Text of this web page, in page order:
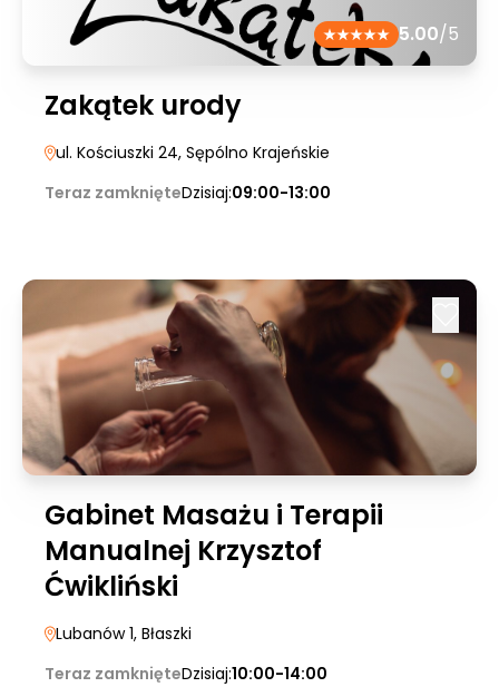
5.00/5
Zakątek urody
ul. Kościuszki 24, Sępólno Krajeńskie
Teraz zamknięteDzisiaj:09:00-13:00
Gabinet Masażu i Terapii
Manualnej Krzysztof
Ćwikliński
Lubanów 1, Błaszki
Teraz zamknięteDzisiaj:10:00-14:00